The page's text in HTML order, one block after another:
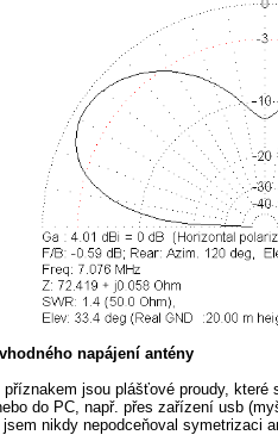
napájení antény
jsou plášťové proudy,
do PC, např. přes zařízení usb
nikdy nepodceňoval symetrizaci